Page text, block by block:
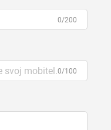
0/200
0/100